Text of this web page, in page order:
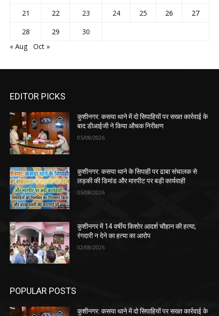
21
22 23 24 25 26
27
28
29
30
« Aug
Oct »
EDITOR PICKS
कुशीनगर: कसया थाने में दो सिपाहियों पर सख्त कार्रवाई के
बाद डीआईजी ने किया औचक निरीक्षण
05/08/2026
कुशीनगर: कसया थाने के सिपाही पर ढाबा संचालक से
लड़की की डिमांड और मारपीट पर बड़ी कार्यवाही
05/08/2026
कुशीनगर में 14 वर्षीय किशोर आदर्श चौहान की हत्या,
रंगदारी न देने का हत्या का आरोप
02/08/2026
POPULAR POSTS
कुशीनगर: कसया थाने में दो सिपाहियों पर सख्त कार्रवाई के